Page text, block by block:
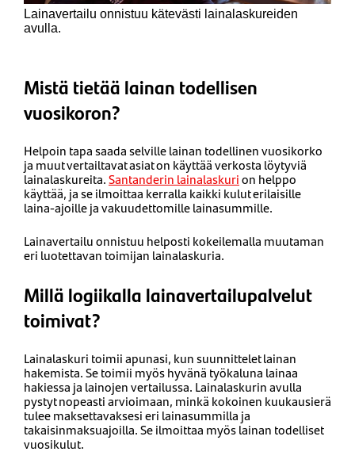
Lainavertailu onnistuu kätevästi lainalaskureiden
avulla.
Mistä tietää lainan todellisen
vuosikoron?
Helpoin tapa saada selville lainan todellinen vuosikorko
ja muut vertailtavat asiat on käyttää verkosta löytyviä
lainalaskureita.Santanderin lainalaskurion helppo
käyttää, ja se ilmoittaa kerralla kaikki kulut erilaisille
laina-ajoille ja vakuudettomille lainasummille.
Lainavertailu onnistuu helposti kokeilemalla muutaman
eri luotettavan toimijan lainalaskuria.
Millä logiikalla lainavertailupalvelut
toimivat?
Lainalaskuri toimii apunasi, kun suunnittelet lainan
hakemista. Se toimii myös hyvänä työkaluna lainaa
hakiessa ja lainojen vertailussa. Lainalaskurin avulla
pystyt nopeasti arvioimaan, minkä kokoinen kuukausierä
tulee maksettavaksesi eri lainasummilla ja
takaisinmaksuajoilla. Se ilmoittaa myös lainan todelliset
vuosikulut.